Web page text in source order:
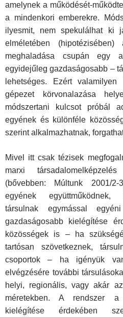
amelynek a működését-
a mindenkori emberekre.
ilyesmit, nem spekulálhat ki
elméletében
meghaladása csupán egy
egyidejűleg gazdaságosabb –
lehetséges. Ezért valamilyen
gépezet körvonalazása
módszertani kulcsot próbál
egyének és különféle
szerint alkalmazhatnak,
Mivel itt csak tézisek
marxi
(bővebben: Múltunk 2001/
egyének együttműködnek,
társulnak egymással
gazdaságosabb kielégítése
közösségek is – ha
tartósan szövetkeznek,
csoportok – ha igényük
elvégzésére további
helyi, regionális, vagy akár
méretekben. A rendszer a
kielégítése érdekében